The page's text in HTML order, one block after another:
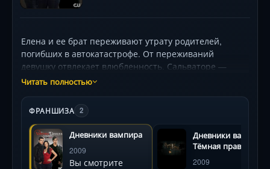
Елена и ее брат переживают утрату родителей,
погибших в автокатастрофе. От переживаний
девушку отвлекает влюбленность. Сальваторе —
новый ученик школы, которую посещает Елена.
вампира, живущего несколько сотен лет.
Кровожадный и жестокий брат великодушного
Стефана строит козни — он тоже борется за душу
Елены.
Читать полностью
ФРАНШИЗА 2
Дневники вампира
2009
Вы смотрите
Дневники вампира:
Тёмная правда
2009